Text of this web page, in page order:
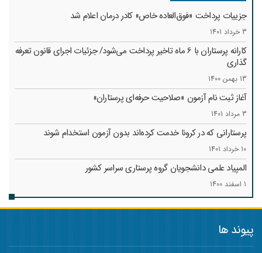
جزییات پرداخت «فوق‌العاده خاص» کادر درمان اعلام شد
3 خرداد 1401
کارانه‌ پرستاران با 6 ماه تاخیر پرداخت می‌شود/ جزئیات اجرای قانون تعرفه
گذاری
13 بهمن 1400
آغاز ثبت نام آزمون «صلاحیت حرفه‌ای پرستاران»
3 مرداد 1401
پرستارانی که در کرونا خدمت کرد‌ه‌اند بدون آزمون استخدام شوند
10 خرداد 1401
المپیاد علمی دانشجویان گروه پرستاری سراسر کشور
1 اسفند 1400
پیوند ها